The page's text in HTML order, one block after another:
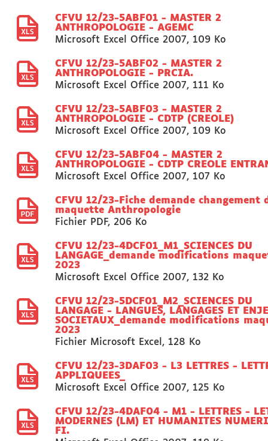
CFVU 12/23-5ABF01 - MASTER 2
ANTHROPOLOGIE - AGEMC
Microsoft Excel Office 2007, 109 Ko
CFVU 12/23-5ABF02 - MASTER 2
ANTHROPOLOGIE - PRCIA.
Microsoft Excel Office 2007, 111 Ko
CFVU 12/23-5ABF03 - MASTER 2
ANTHROPOLOGIE - CDTP (CREOLE)
Microsoft Excel Office 2007, 109 Ko
CFVU 12/23-5ABF04 - MASTER 2
ANTHROPOLOGIE - CDTP CREOLE
Microsoft Excel Office 2007, 107 Ko
CFVU 12/23-Fiche demande changement
maquette Anthropologie
Fichier PDF, 206 Ko
CFVU 12/23-4DCF01_M1_SCIENCES DU
LANGAGE_demande modifications
2023
Microsoft Excel Office 2007, 132 Ko
CFVU 12/23-5DCF01_M2_SCIENCES DU
LANGAGE - LANGUES, LANGAGES ET
SOCIETAUX_demande modifications
2023
Fichier Microsoft Excel , 128 Ko
CFVU 12/23-3DAF03 - L3 LETTRES -
APPLIQUEES_
Microsoft Excel Office 2007, 125 Ko
CFVU 12/23-4DAF04 - M1 - LETTRES -
MODERNES (LM) ET HUMANITES
FI.